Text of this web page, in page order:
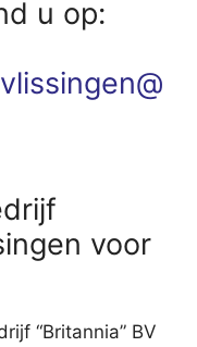
u op:
voor
“Britannia” BV